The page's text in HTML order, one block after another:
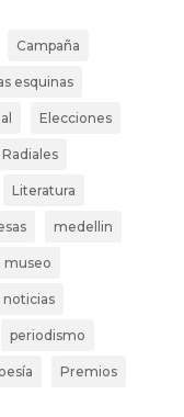
Campaña
esquinas
Elecciones
Literatura
medellin
museo
noticias
periodismo
Premios